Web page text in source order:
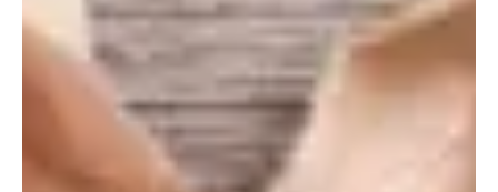
La cena es una oportunidad importante para nutrir
tu cuerpo antes del descanso nocturno.Es
fundamental elegir alimentos ricos en proteínas, que no
solo aportan valor nutricional, sino que también benefician
Las proteínas están compuestas por aminoácidos y
desempeñan un papel crucial en el crecimiento celular, la